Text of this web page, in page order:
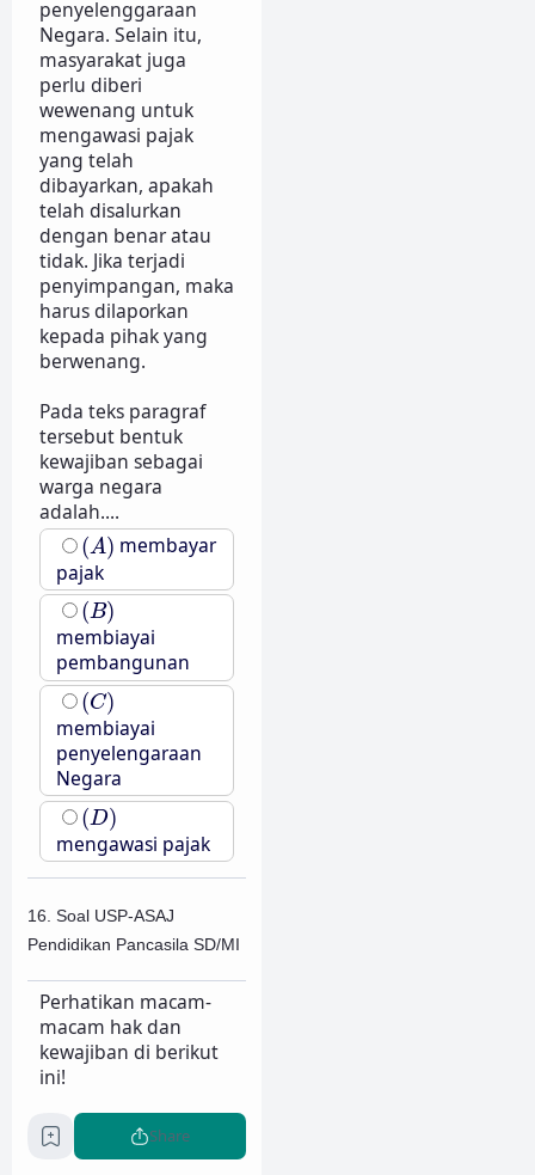
penyelenggaraan
Negara. Selain itu,
masyarakat juga
perlu diberi
wewenang untuk
mengawasi pajak
yang telah
dibayarkan, apakah
telah disalurkan
dengan benar atau
tidak. Jika terjadi
penyimpangan, maka
harus dilaporkan
kepada pihak yang
berwenang.
Pada teks paragraf
tersebut bentuk
kewajiban sebagai
warga negara
adalah....
(A)
(A) membayar
pajak
(B)
(B)
membiayai
pembangunan
(C)
(C)
membiayai
penyelengaraan
Negara
(D)
(D)
mengawasi pajak
16. Soal USP-ASAJ
Pendidikan Pancasila SD/MI
Perhatikan macam-
macam hak dan
kewajiban di berikut
ini!
Mendapat
perlindungan
Share